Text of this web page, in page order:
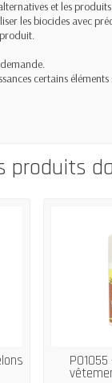
et les
les biocides avec
certains éléments
produits